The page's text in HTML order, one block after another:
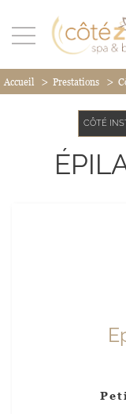
Accueil > Prestations >
CÔTÉ